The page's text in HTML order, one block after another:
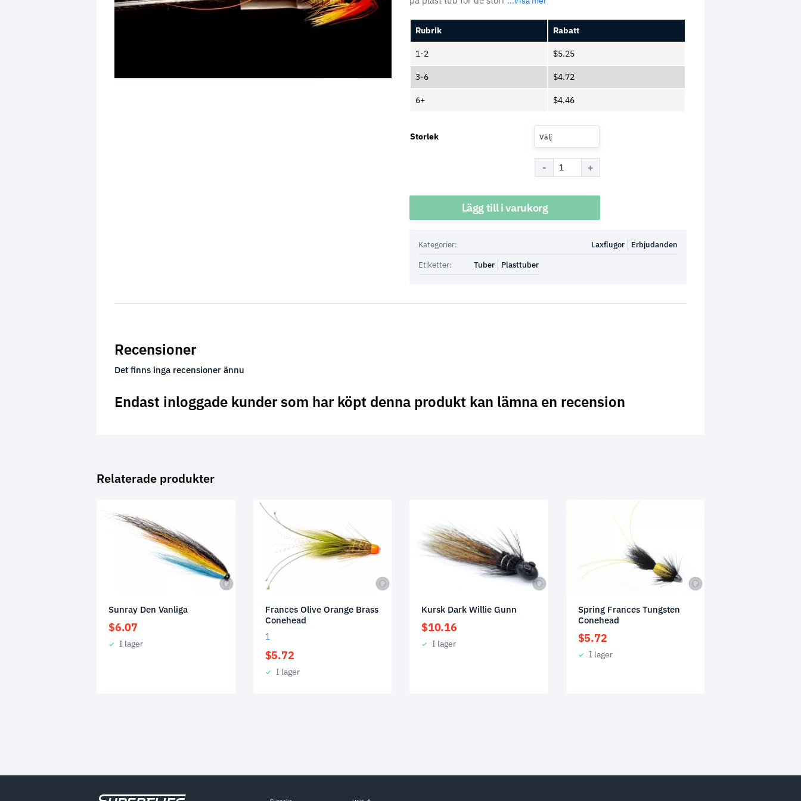
Rubrik Rabatt
1-2 $5.25
3-6 $4.72
6+ $4.46
Storlek Välj
Lägg till i varukorg
Kategorier: Erbjudanden
Laxflugor
Etiketter:
Plasttuber
Tuber
Recensioner
Det finns inga recensioner ännu
Endast inloggade kunder som har köpt denna produkt kan lämna en recension
Relaterade produkter
Sunray Den Vanliga
$6.07
I lager
Frances Olive Orange Brass
Conehead
1
$5.72
I lager
Kursk Dark Willie Gunn
$10.16
I lager
Spring Frances Tungsten
Conehead
$5.72
I lager